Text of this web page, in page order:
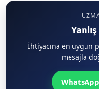
İhtiyacına en uygun
mesajla